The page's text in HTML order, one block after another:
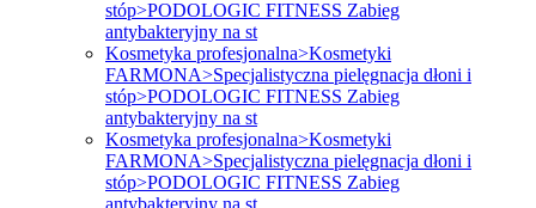
stóp>PODOLOGIC FITNESS Zabieg
antybakteryjny na st
Kosmetyka profesjonalna>Kosmetyki
FARMONA>Specjalistyczna pielęgnacja dłoni i
stóp>PODOLOGIC FITNESS Zabieg
antybakteryjny na st
Kosmetyka profesjonalna>Kosmetyki
FARMONA>Specjalistyczna pielęgnacja dłoni i
stóp>PODOLOGIC FITNESS Zabieg
antybakteryjny na st